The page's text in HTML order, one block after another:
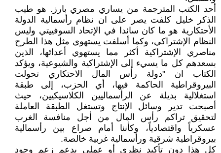
أحد الكتب المترجمة من يساري مصري بارز. هو طيب
الذكر خليل كلفت يصر على ان نظام رأسمالية الدولة
الأحتكارية هو ما كان سائدا في الإتحاد السوفييتي وليس
النظام الإشتراكي، وكما أسلفت يستهوي مثل هذا الطرح
مناصري الإشتراكية أكثر مما يستهوي أعدائها، الذين
بسعدهم كل ما يسيء إلى الإشتراكية والشيوعية، ويؤكد
الكتاب ان "دولة رأس المال الاحتكاري تحولت
البيروقراطية الحاكمة فيها، أي الحزب، إلى طبقة
استغلالية بديلة عن الرأسماليين الكلاسيكيين، حيث
أصبحت تدير وسائل الإنتاج وتستغل الطبقة العاملة
لتحقيق تراكم رأس المال من أجل منافسة الغرب
عسكرياً واقتصادياً، وكأننا أمام صراع بين رأسمالية
بيروقراطية شرقية ورأسمالية غربية خالصة.
كل هذا دون تأكيد نظري أو عملي يدعم زعم وجود